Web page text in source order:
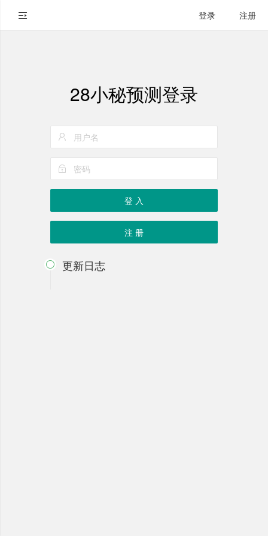
登录 注册
28小秘预测登录
登 入
注 册
 更新日志